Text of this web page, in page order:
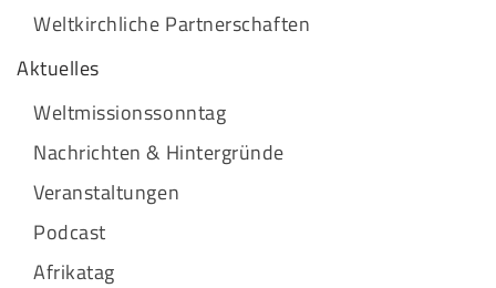
Weltkirchliche Partnerschaften
Aktuelles
Weltmissionssonntag
Nachrichten & Hintergründe
Veranstaltungen
Podcast
Afrikatag